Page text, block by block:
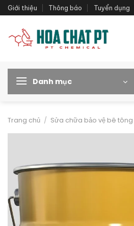
Bỏ
qua
dung
Giới thiệu Thông báo Tuyển dụng
Danh mục
Trang chủ / Sửa chữa bảo vệ bê tông